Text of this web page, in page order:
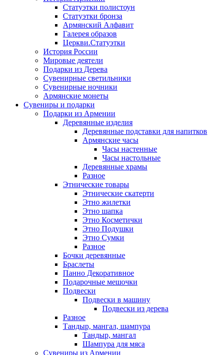
Статуэтки полистоун
Статуэтки бронза
Армянский Алфавит
Галерея образов
Церкви.Статуэтки
История России
Мировые деятели
Подарки из Дерева
Сувенирные светильники
Сувенирные ночники
Армянские монеты
Сувениры и подарки
Подарки из Армении
Деревянные изделия
Деревянные подставки для напитков
Армянские часы
Часы настенные
Часы настольные
Деревянные храмы
Разное
Этнические товары
Этнические скатерти
Этно жилетки
Этно шапка
Этно Косметички
Этно Подушки
Этно Сумки
Разное
Бочки деревянные
Браслеты
Панно Декоративное
Подарочные мешочки
Подвески
Подвески в машину
Подвески из дерева
Разное
Тандыр, мангал, шампура
Тандыр, мангал
Шампура для мяса
Сувениры из Армении